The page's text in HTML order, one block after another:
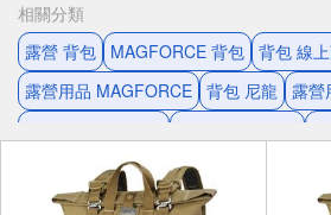
相關分類
露營 背包
MAGFORCE 背包 背包 線
露營用品 MAGFORCE 背包 尼龍 露營